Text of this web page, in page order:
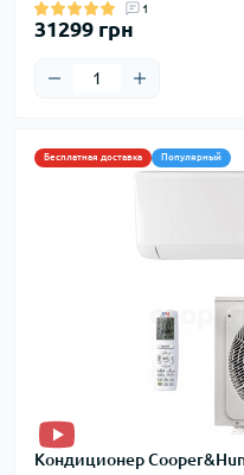
1
31299 грн
Бесплатная доставка Популярный
Кондиционер